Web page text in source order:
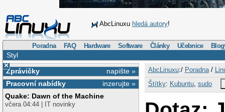
AbcLinuxu hledá autory!
Poradna FAQ Hardware Software Články Učebnice
Styl
×
napište »
Zprávičky
inzerujte »
Pracovní nabídky
Quake: Dawn of the Machine
včera 04:44 | IT novinky
AbcLinuxu:/ Poradna/
Štítky: Kubuntu, sudo